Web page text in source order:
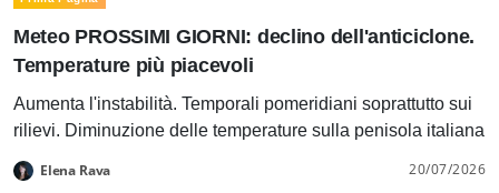
Meteo PROSSIMI GIORNI: declino dell'anticiclone.
Temperature più piacevoli
Aumenta l'instabilità. Temporali pomeridiani soprattutto sui
rilievi. Diminuzione delle temperature sulla penisola italiana
Elena Rava 20/07/2026